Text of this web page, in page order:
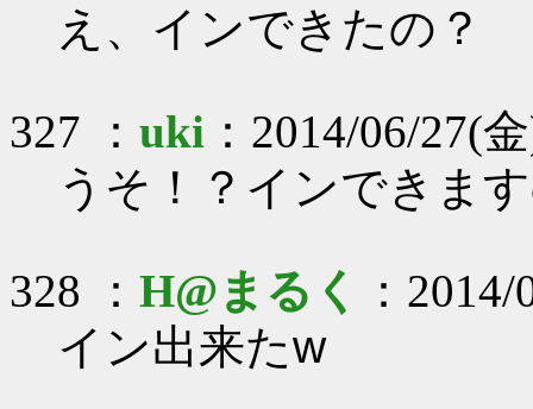
え、インできたの？
327 ： uki ：2014/06/27(
うそ！？インできま
328 ： H@まるく
：
イン出来たw